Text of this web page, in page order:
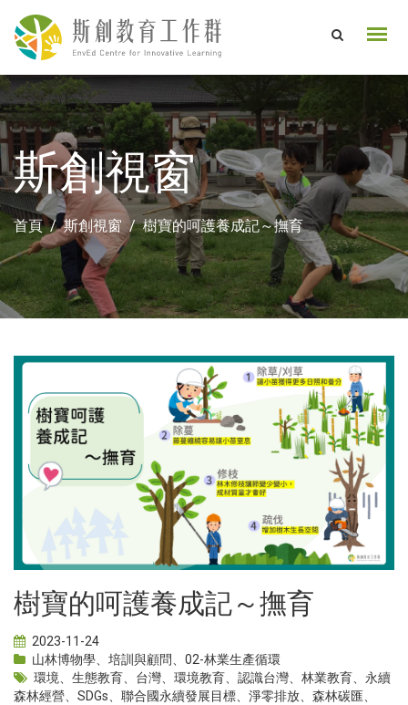
斯創視窗
首頁 斯創視窗 樹寶的呵護養成記～撫育
樹寶的呵護養成記～撫育
2023-11-24
山林博物學
培訓與顧問
02-林業生產循環
環境
生態教育 台灣 環境教育 認識台灣 林業教育
永續
森林經營
SDGs 聯合國永續發展目標 淨零排放 森林碳匯